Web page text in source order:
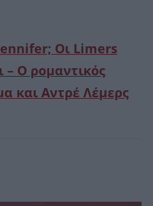
Οι Limers
– Ο ρομαντικός
και Αντρέ Λέμερς